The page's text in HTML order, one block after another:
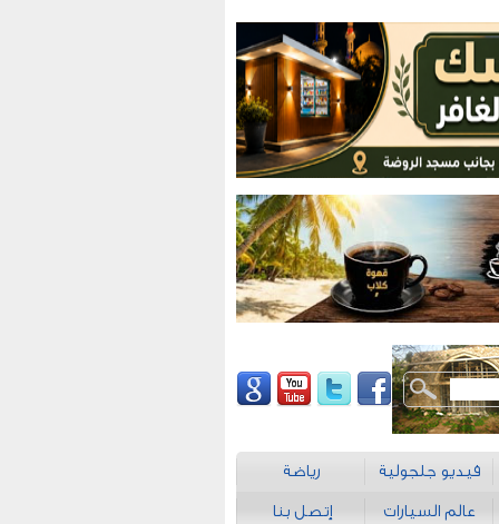
فيديو جلجولية رياضة
عالم السيارات إتصل بنا